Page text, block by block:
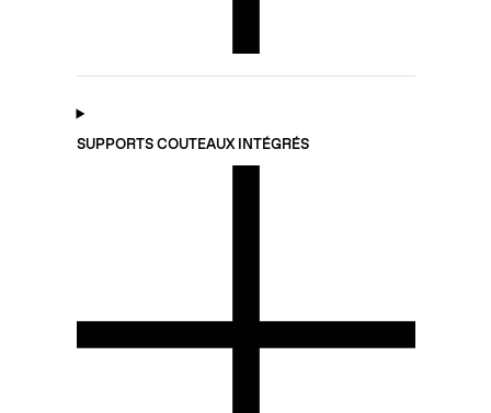
SUPPORTS COUTEAUX INTÉGRÉS